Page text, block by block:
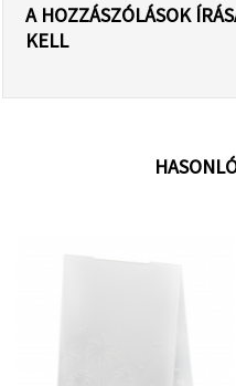
A HOZZÁSZÓLÁSOK
KELL